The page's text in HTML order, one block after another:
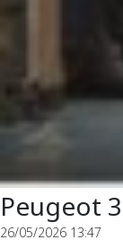
Peugeot
26/05/2026 13:47